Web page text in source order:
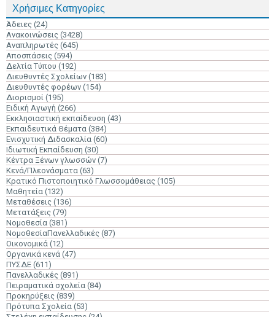
Χρήσιμες Κατηγορίες
Άδειες (24)
Ανακοινώσεις (3428)
Αναπληρωτές (645)
Αποσπάσεις (594)
Δελτία Τύπου (192)
Διευθυντές Σχολείων (183)
Διευθυντές φορέων (154)
Διορισμοί (195)
Ειδική Αγωγή (266)
Εκκλησιαστική εκπαίδευση (43)
Εκπαιδευτικά Θέματα (384)
Ενισχυτική Διδασκαλία (60)
Ιδιωτική Εκπαίδευση (30)
Κέντρα Ξένων γλωσσών (7)
Κενά/Πλεονάσματα (63)
Κρατικό Πιστοποιητικό Γλωσσομάθειας (105)
Μαθητεία (132)
Μεταθέσεις (136)
Μετατάξεις (79)
Νομοθεσία (381)
ΝομοθεσίαΠανελλαδικές (87)
Οικονομικά (12)
Οργανικά κενά (47)
ΠΥΣΔΕ (611)
Πανελλαδικές (891)
Πειραματικά σχολεία (84)
Προκηρύξεις (839)
Πρότυπα Σχολεία (53)